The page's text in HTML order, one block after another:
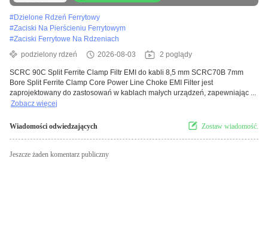
#Dzielone Rdzeń Ferrytowy
#Zaciski Na Pierścieniu Ferrytowym
#Zaciski Ferrytowe Na Rdzeniach
podzielony rdzeń
2026-08-03 2 poglądy
SCRC 90C Split Ferrite Clamp Filtr EMI do kabli 8,5 mm SCRC70B 7mm
Bore Split Ferrite Clamp Core Power Line Choke EMI Filter jest
zaprojektowany do zastosowań w kablach małych urządzeń, zapewniając ...
Zobacz więcej
Wiadomości odwiedzających Zostaw wiadomość.
Jeszcze żaden komentarz publiczny